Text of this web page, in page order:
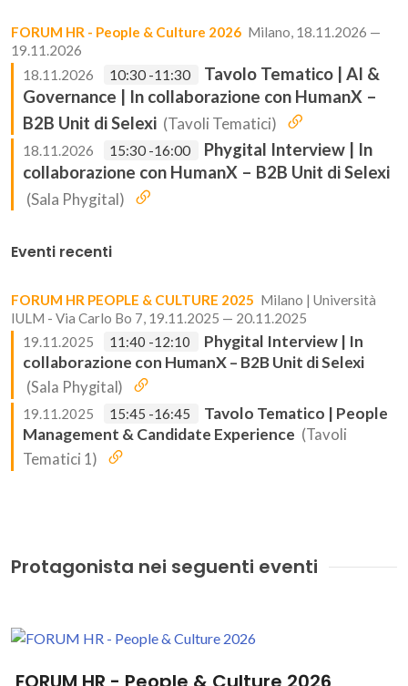
FORUM HR - People & Culture 2026 Milano, 18.11.2026 —
19.11.2026
18.11.2026
10:30 -11:30
Tavolo Tematico | AI &
Governance | In collaborazione con HumanX –
B2B Unit di Selexi (Tavoli Tematici)
18.11.2026 15:30 -16:00
Phygital Interview | In
collaborazione con HumanX – B2B Unit di Selexi
(Sala Phygital)
Eventi recenti
FORUM HR PEOPLE & CULTURE 2025 Milano | Università
IULM - Via Carlo Bo 7, 19.11.2025 — 20.11.2025
19.11.2025
11:40 -12:10
Phygital Interview | In
collaborazione con HumanX – B2B Unit di Selexi
(Sala Phygital)
19.11.2025 15:45 -16:45
Tavolo Tematico | People
Management & Candidate Experience (Tavoli
Tematici 1)
Protagonista nei seguenti eventi